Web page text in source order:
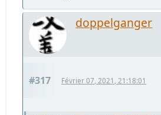
doppelganger
#317 Février 07, 2021, 21:18:01